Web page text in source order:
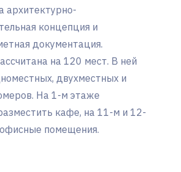
архитектурно-
концепция и
документация.
на 120 мест. В ней
двухместных и
На 1-м этаже
кафе, на 11-м и 12-
помещения.